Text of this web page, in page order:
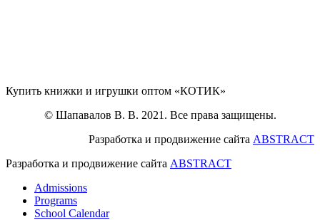
Купить книжки и игрушки оптом «КОТИК»
© Шапавалов В. В. 2021. Все права защищены.
Разработка и продвижение сайта ABSTRACT
Разработка и продвижение сайта ABSTRACT
Admissions
Programs
School Calendar